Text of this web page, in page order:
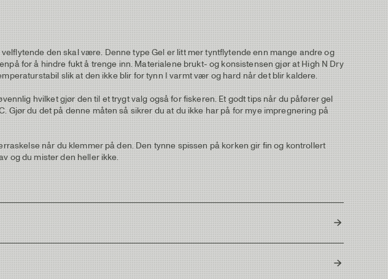
den skal være. Denne type Gel er litt mer tyntflytende enn mange andre og
for å hindre fukt å trenge inn. Materialene brukt- og konsistensen gjør at High N Dry
slik at den ikke blir for tynn I varmt vær og hard når det blir kaldere.
hvilket gjør den til et trygt valg også for fiskeren. Et godt tips når du påfører gel
du det på denne måten så sikrer du at du ikke har på for mye impregnering på
når du klemmer på den. Den tynne spissen på korken gir fin og kontrollert
og du mister den heller ikke.